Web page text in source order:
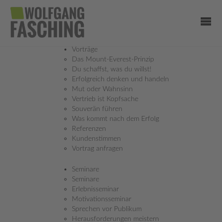
Vorträge
Das Mount-Everest-Prinzip
Du schaffst, was du willst!
Erfolgreich denken und handeln
Mut oder Wahnsinn
Vertrieb ist Kopfsache
Souverän führen
Was kommt nach dem Erfolg
Referenzen
Kundenstimmen
Vortrag anfragen
Seminare
Seminare
Erlebnisseminar
Motivationsseminar
Sprechen vor Publikum
Herausforderungen meistern
MENTALTIPPS
ES SPIELT SICH VIELES IM KOPF AB!
LAUF DICH SCHLAU